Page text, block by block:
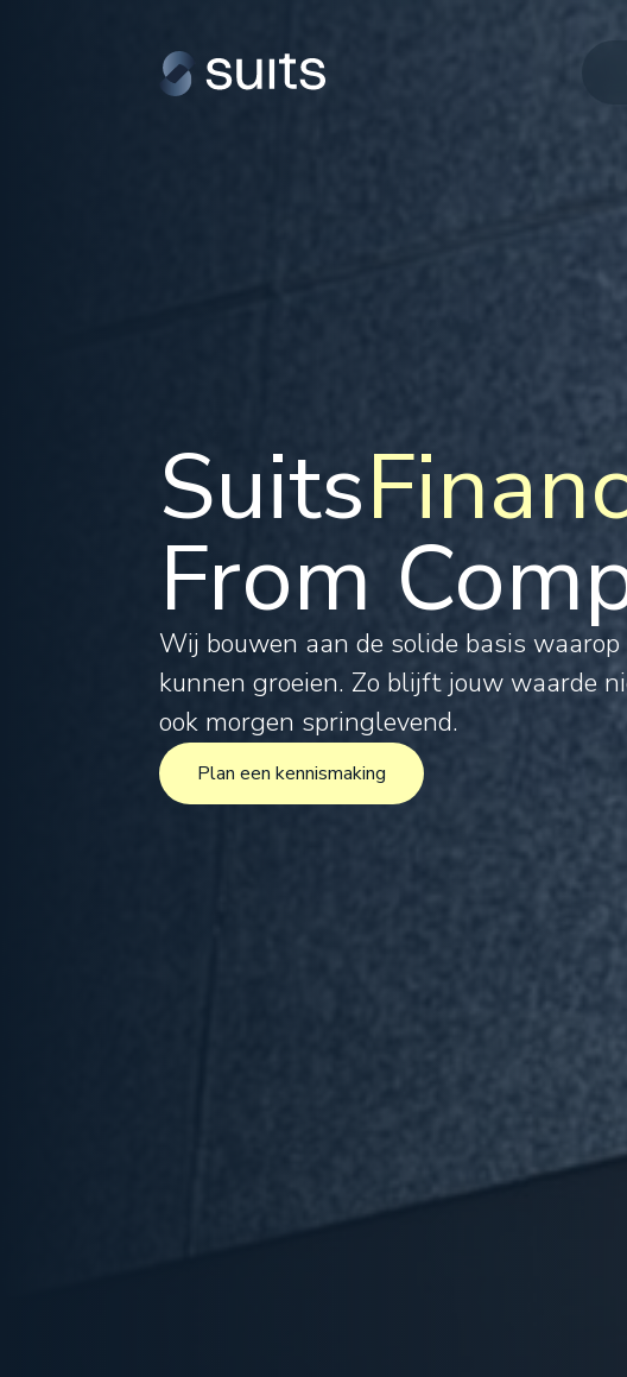
Suits
Tax
Legal
From
Wij bouwen aan de solide basis
kunnen groeien. Zo blijft jouw waarde
ook morgen springlevend.
Plan een kennismaking